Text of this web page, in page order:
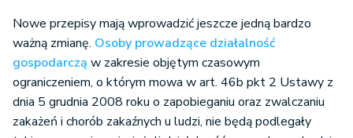
Nowe przepisy mają wprowadzić jeszcze jedną bardzo
ważną zmianę. Osoby prowadzące działalność
gospodarczą w zakresie objętym czasowym
ograniczeniem, o którym mowa w art. 46b pkt 2 Ustawy z
dnia 5 grudnia 2008 roku o zapobieganiu oraz zwalczaniu
zakażeń i chorób zakaźnych u ludzi, nie będą podlegały